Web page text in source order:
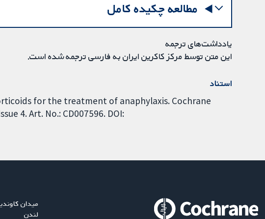
مطالعه چکیده کامل
یادداشت‌های ترجمه
این متن توسط مرکز کاکرین ایران به فارسی ترجمه شده است.
استناد
for the treatment of anaphylaxis. Cochrane
4. Art. No.: CD007596. DOI:
میدان کاوندیش
لندن